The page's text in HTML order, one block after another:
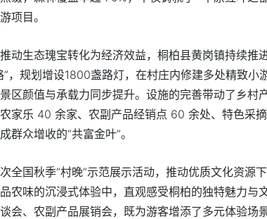
项目。
动生态瑰宝转化为经济效益，桐柏县黄岗镇持续推
”，规划增设1800盏路灯，在村庄内修建多处精致
区颜值与承载力同步提升。设施的完善带动了乡村
家乐 40 余家、农副产品经销点 60 余处、特色采摘
群众增收的“共富金叶”。
全国秋季“村晚”示范展示活动，推动优质文化资源
农味的沉浸式体验中，直观感受桐柏的独特魅力与
会、农副产品展销会，既为游客增添了多元体验场